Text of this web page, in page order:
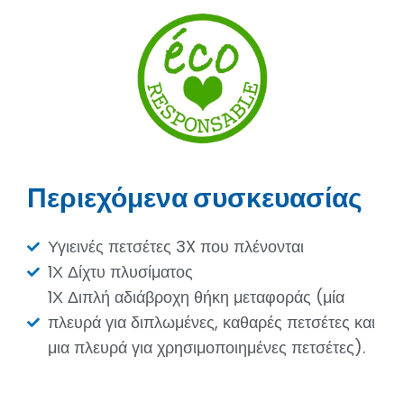
Περιεχόμενα συσκευασίας
Υγιεινές πετσέτες 3X που πλένονται
1Χ Δίχτυ πλυσίματος
1Χ Διπλή αδιάβροχη θήκη μεταφοράς (μία
πλευρά για διπλωμένες, καθαρές πετσέτες και
μια πλευρά για χρησιμοποιημένες πετσέτες).